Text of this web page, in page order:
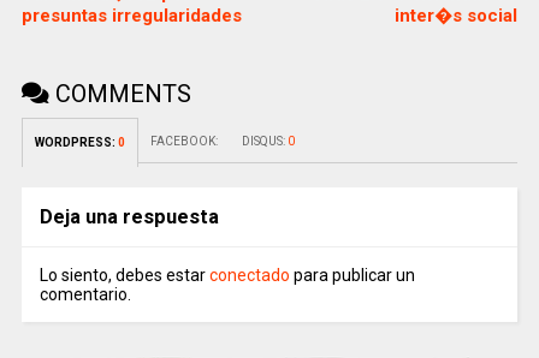
presuntas irregularidades
inter�s social
COMMENTS
WORDPRESS: 0 FACEBOOK: DISQUS: 0
Deja una respuesta
Lo siento, debes estarconectado para publicar un
comentario.